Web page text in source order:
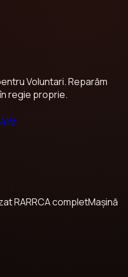
Voluntari. Reparăm
regie proprie.
RARRCA completMașină